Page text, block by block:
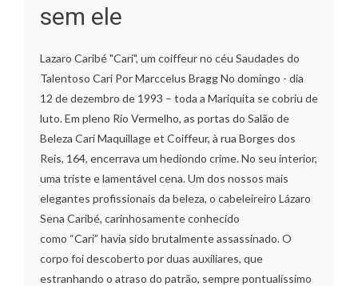
sem ele
Lazaro Caribé "Cari", um coiffeur no céu Saudades do
Talentoso Cari Por Marccelus Bragg No domingo - dia
12 de dezembro de 1993 – toda a Mariquita se cobriu de
luto. Em pleno Rio Vermelho, as portas do Salão de
Beleza Cari Maquillage et Coiffeur, à rua Borges dos
Reis, 164, encerrava um hediondo crime. No seu interior,
uma triste e lamentável cena. Um dos nossos mais
elegantes profissionais da beleza, o cabeleireiro Lázaro
Sena Caribé, carinhosamente conhecido
como “Cari” havia sido brutalmente assassinado. O
corpo foi descoberto por duas auxiliares, que
estranhando o atraso do patrão, sempre pontualíssimo